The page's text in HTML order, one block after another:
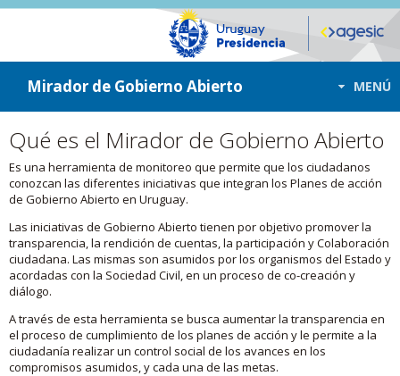
ir a contenido
ir al menú
Mirador de Gobierno Abierto MENÚ
Qué es el Mirador de Gobierno Abierto
Es una herramienta de monitoreo que permite que los ciudadanos
conozcan las diferentes iniciativas que integran los Planes de acción
de Gobierno Abierto en Uruguay.
Las iniciativas de Gobierno Abierto tienen por objetivo promover la
transparencia, la rendición de cuentas, la participación y Colaboración
ciudadana. Las mismas son asumidos por los organismos del Estado y
acordadas con la Sociedad Civil, en un proceso de co-creación y
diálogo.
A través de esta herramienta se busca aumentar la transparencia en
el proceso de cumplimiento de los planes de acción y le permite a la
ciudadanía realizar un control social de los avances en los
compromisos asumidos, y cada una de las metas.